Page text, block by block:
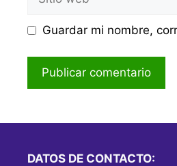
web
Guardar mi nombre,
DATOS DE CONTACTO: